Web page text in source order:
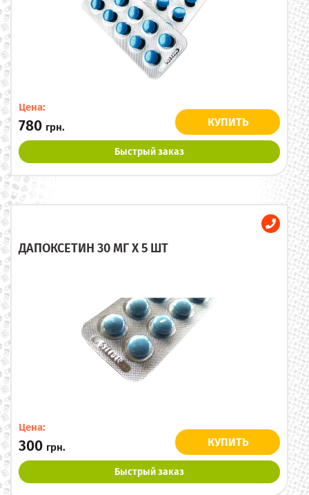
Цена:
780 грн. КУПИТЬ
Быстрый заказ
ДАПОКСЕТИН 30 МГ X 5 ШТ
Цена:
300 грн. КУПИТЬ
Быстрый заказ